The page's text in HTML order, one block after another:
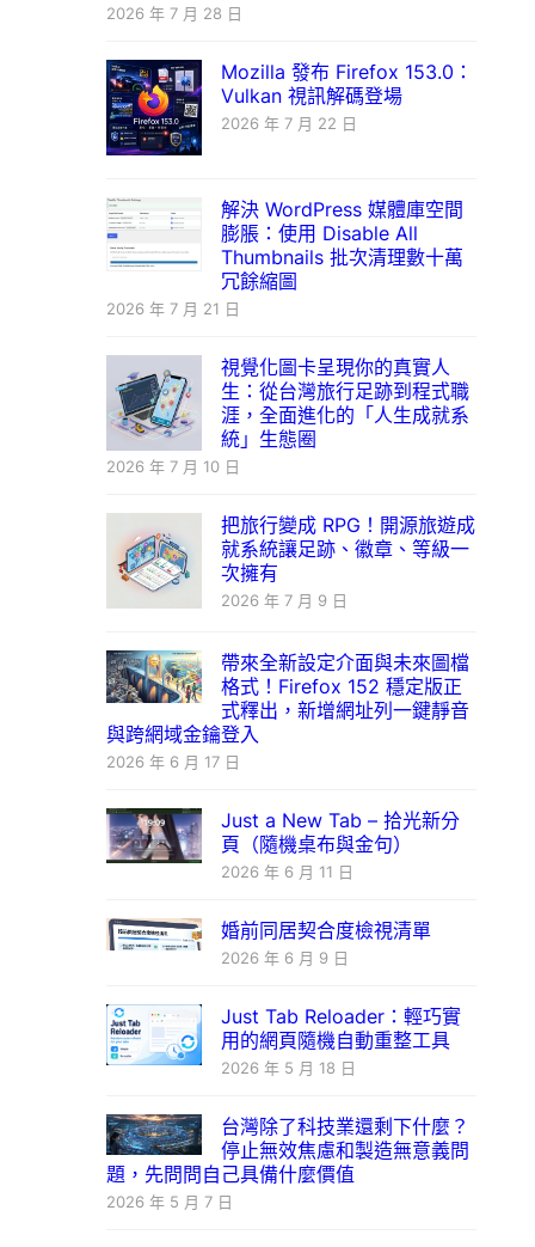
2026 年 7 月 28 日
Mozilla 發布 Firefox 153.0：
Vulkan 視訊解碼登場
2026 年 7 月 22 日
解決 WordPress 媒體庫空間
膨脹：使用 Disable All
Thumbnails 批次清理數十萬
冗餘縮圖
2026 年 7 月 21 日
視覺化圖卡呈現你的真實人
生：從台灣旅行足跡到程式職
涯，全面進化的「人生成就系
統」生態圈
2026 年 7 月 10 日
把旅行變成 RPG！開源旅遊成
就系統讓足跡、徽章、等級一
次擁有
2026 年 7 月 9 日
帶來全新設定介面與未來圖檔
格式！Firefox 152 穩定版正
式釋出，新增網址列一鍵靜音
與跨網域金鑰登入
2026 年 6 月 17 日
Just a New Tab – 拾光新分
頁（隨機桌布與金句）
2026 年 6 月 11 日
婚前同居契合度檢視清單
2026 年 6 月 9 日
Just Tab Reloader：輕巧實
用的網頁隨機自動重整工具
2026 年 5 月 18 日
台灣除了科技業還剩下什麼？
停止無效焦慮和製造無意義問
題，先問問自己具備什麼價值
2026 年 5 月 7 日